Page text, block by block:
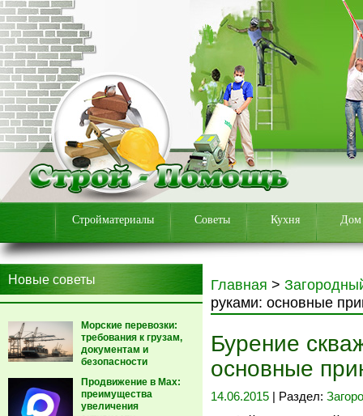
Стройматериалы Советы Кухня Дом
Новые советы
Морские перевозки:
требования к грузам,
документам и
безопасности
Продвижение в Max:
преимущества
увеличения
Главная >
руками: основные
Бурение
основные
14.06.2015 | Раздел: